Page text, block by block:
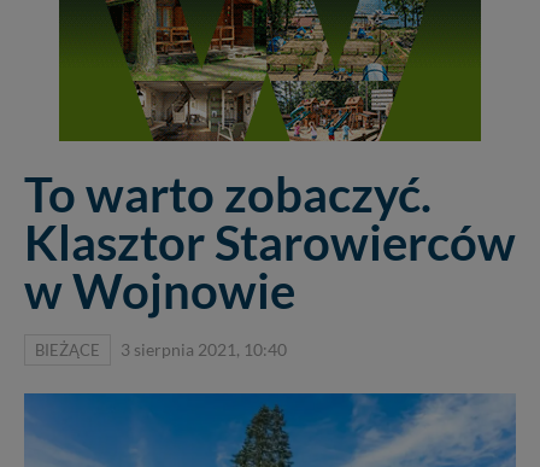
To warto zobaczyć.
Klasztor Starowierców
w Wojnowie
BIEŻĄCE 3 sierpnia 2021, 10:40